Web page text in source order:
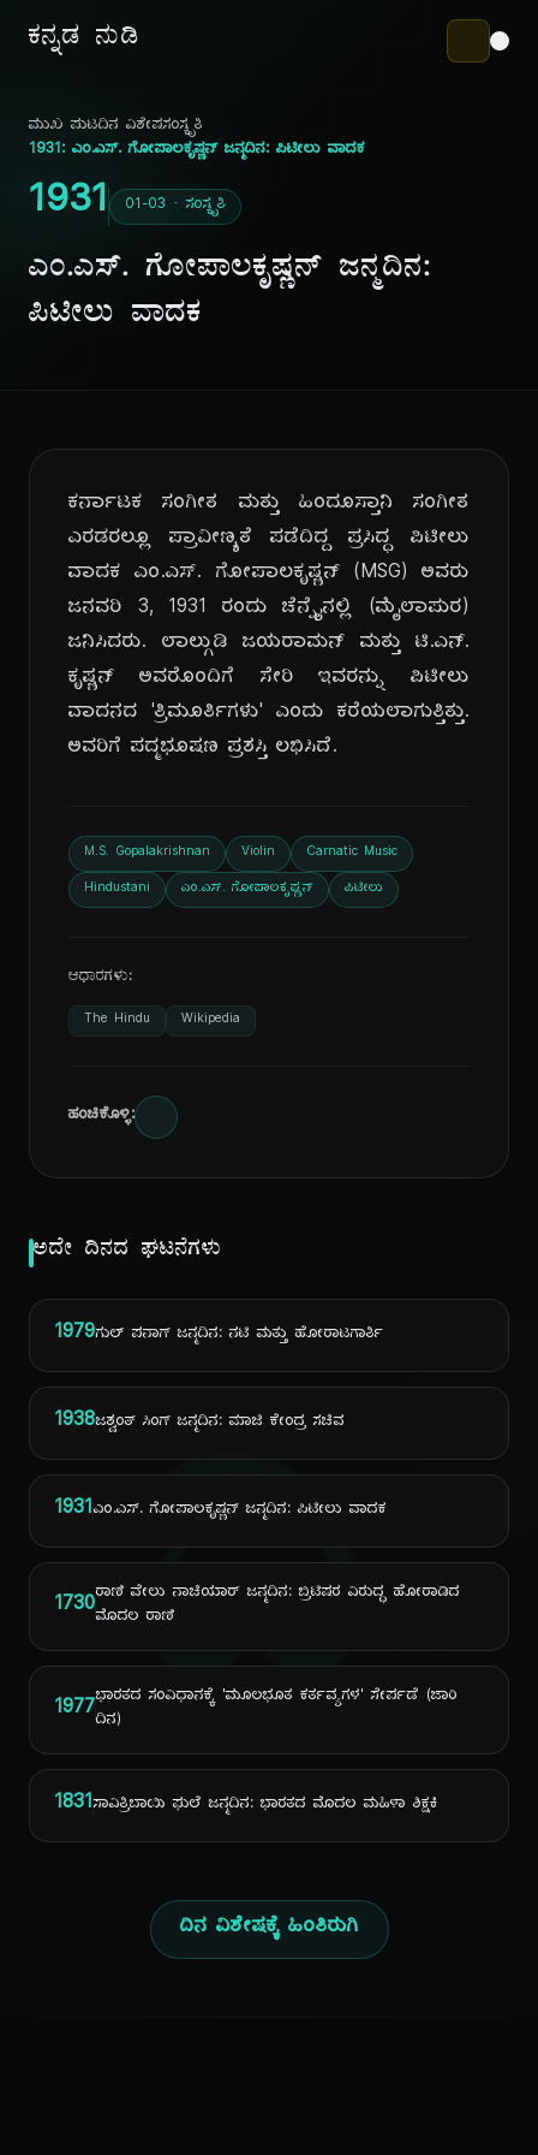
ಕನ್ನಡ ನುಡಿ
ದಿ
ಮುಖ ಪುಟದಿನ ವಿಶೇಷಸಂಸ್ಕೃತಿ
1931: ಎಂ.ಎಸ್. ಗೋಪಾಲಕೃಷ್ಣನ್ ಜನ್ಮದಿನ: ಪಿಟೀಲು ವಾದಕ
1931 01-03 · ಸಂಸ್ಕೃತಿ
ಎಂ.ಎಸ್. ಗೋಪಾಲಕೃಷ್ಣನ್ ಜನ್ಮದಿನ:
ಪಿಟೀಲು ವಾದಕ
ಕರ್ನಾಟಕ ಸಂಗೀತ ಮತ್ತು ಹಿಂದೂಸ್ತಾನಿ ಸಂಗೀತ
ಎರಡರಲ್ಲೂ ಪ್ರಾವೀಣ್ಯತೆ ಪಡೆದಿದ್ದ ಪ್ರಸಿದ್ಧ ಪಿಟೀಲು
ವಾದಕ ಎಂ.ಎಸ್. ಗೋಪಾಲಕೃಷ್ಣನ್ (MSG) ಅವರು
ಜನವರಿ 3, 1931 ರಂದು ಚೆನ್ನೈನಲ್ಲಿ (ಮೈಲಾಪುರ)
ಜನಿಸಿದರು. ಲಾಲ್ಗುಡಿ ಜಯರಾಮನ್ ಮತ್ತು ಟಿ.ಎನ್.
ಕೃಷ್ಣನ್ ಅವರೊಂದಿಗೆ ಸೇರಿ ಇವರನ್ನು ಪಿಟೀಲು
ವಾದನದ 'ತ್ರಿಮೂರ್ತಿಗಳು' ಎಂದು ಕರೆಯಲಾಗುತ್ತಿತ್ತು.
ಅವರಿಗೆ ಪದ್ಮಭೂಷಣ ಪ್ರಶಸ್ತಿ ಲಭಿಸಿದೆ.
M.S. Gopalakrishnan Violin Carnatic Music
Hindustani ಎಂ.ಎಸ್. ಗೋಪಾಲಕೃಷ್ಣನ್ ಪಿಟೀಲು
ಆಧಾರಗಳು:
The Hindu Wikipedia
ಹಂಚಿಕೊಳ್ಳಿ:
ಅದೇ ದಿನದ ಘಟನೆಗಳು
1979ಗುಲ್ ಪನಾಗ್ ಜನ್ಮದಿನ: ನಟಿ ಮತ್ತು ಹೋರಾಟಗಾರ್ತಿ
1938ಜಶ್ವಂತ್ ಸಿಂಗ್ ಜನ್ಮದಿನ: ಮಾಜಿ ಕೇಂದ್ರ ಸಚಿವ
1931ಎಂ.ಎಸ್. ಗೋಪಾಲಕೃಷ್ಣನ್ ಜನ್ಮದಿನ: ಪಿಟೀಲು ವಾದಕ
1730ರಾಣಿ ವೇಲು ನಾಚಿಯಾರ್ ಜನ್ಮದಿನ: ಬ್ರಿಟಿಷರ ವಿರುದ್ಧ ಹೋರಾಡಿದ
ಮೊದಲ ರಾಣಿ
1977ಭಾರತದ ಸಂವಿಧಾನಕ್ಕೆ 'ಮೂಲಭೂತ ಕರ್ತವ್ಯಗಳ' ಸೇರ್ಪಡೆ (ಜಾರಿ
ದಿನ)
1831ಸಾವಿತ್ರಿಬಾಯಿ ಫುಲೆ ಜನ್ಮದಿನ: ಭಾರತದ ಮೊದಲ ಮಹಿಳಾ ಶಿಕ್ಷಕಿ
ದಿನ ವಿಶೇಷಕ್ಕೆ ಹಿಂತಿರುಗಿ